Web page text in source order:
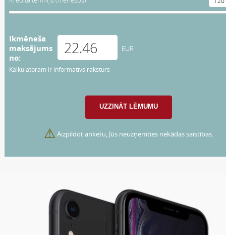
Ikmēneša
maksājums
no:
EUR
Kalkulatoram ir informatīvs raksturs
⚠ Aizpildot anketu, Jūs neuzņemties nekādas saistības.